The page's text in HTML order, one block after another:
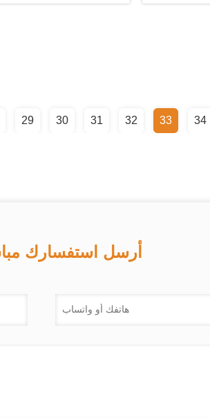
29 30 31 32 33 34
أرسل استفسارك